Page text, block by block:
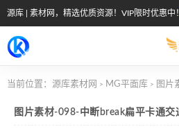
源库 | 素材网，精选优质资源！VIP限时优惠中！
当前位置： 源库素材网 > MG平面库 > 图片素
图片素材-098-中断break扁平卡通交